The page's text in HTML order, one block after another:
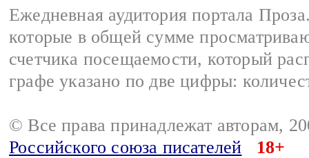
Ежедневная аудитория портала
которые в общей сумме
счетчика посещаемости, который
графе указано по две цифры:
© Все права принадлежат авторам,
Российского союза писателей
18+